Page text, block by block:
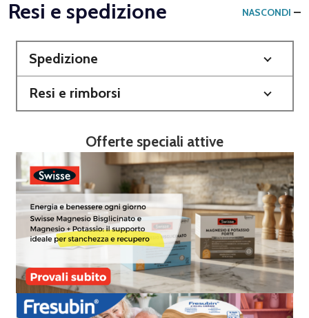
Resi e spedizione NASCONDI
Spedizione
Resi e rimborsi
Offerte speciali attive